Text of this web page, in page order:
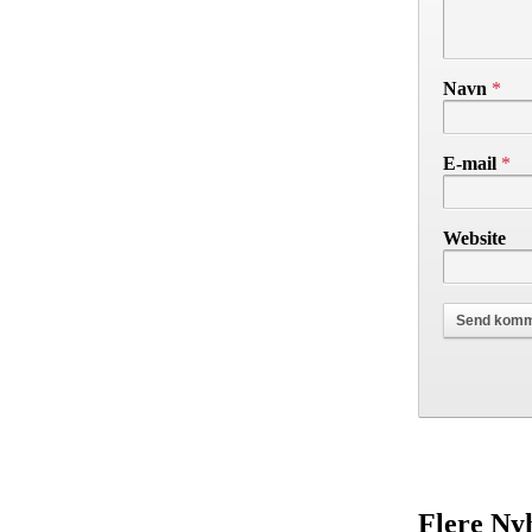
Navn *
E-mail *
Website
Flere